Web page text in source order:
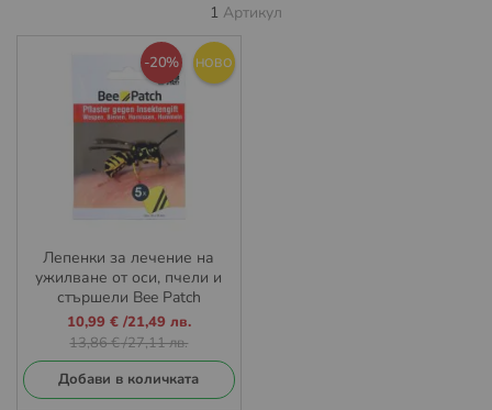
1 Артикул
-20% НОВО
Лепенки за лечение на
ужилване от оси, пчели и
стършели Bee Patch
Промо
цена
10,99 €/21,49 лв.
13,86 €/27,11 лв.
Добави в количката